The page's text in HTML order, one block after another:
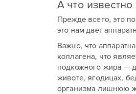
А что
Прежде всего, это
это нам дает
Важно, что
коллагена, что
подкожного жира —
животе, ягодицах,
организма лишнюю